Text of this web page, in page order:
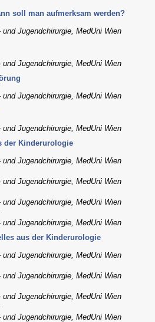
soll man aufmerksam werden?
Jugendchirurgie, MedUni Wien
Jugendchirurgie, MedUni Wien
Jugendchirurgie, MedUni Wien
Jugendchirurgie, MedUni Wien
der Kinderurologie
Jugendchirurgie, MedUni Wien
Jugendchirurgie, MedUni Wien
Jugendchirurgie, MedUni Wien
Jugendchirurgie, MedUni Wien
aus der Kinderurologie
Jugendchirurgie, MedUni Wien
Jugendchirurgie, MedUni Wien
Jugendchirurgie, MedUni Wien
Jugendchirurgie, MedUni Wien